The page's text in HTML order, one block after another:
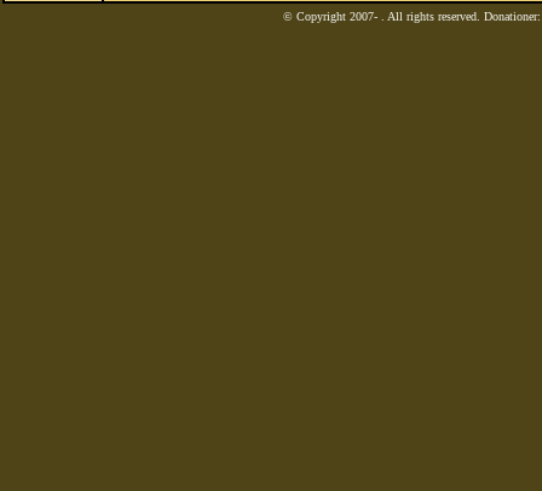
© Copyright 2007- . All rights reserved.